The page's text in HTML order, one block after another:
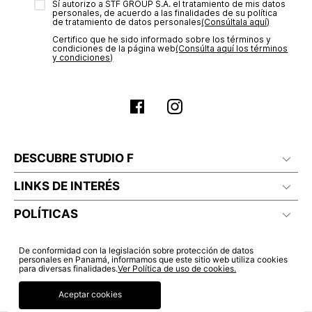
No planchar con vapor
estado de tu compra puedes ingresar al menú de “Mi cuenta -
Mis Pedidos” en nuestra página webwww.studiofpanama.pa
Sí autorizo a STF GROUP S.A. el tratamiento de mis datos
personales, de acuerdo a las finalidades de su política
de tratamiento de datos personales‎(Consúltala aquí)
Certifico que he sido informado sobre los términos y
condiciones de la página web‎(Consúlta aquí los términos
y condiciones)
DESCUBRE STUDIO F
LINKS DE INTERÉS
POLÍTICAS
De conformidad con la legislación sobre protección de datos
personales en Panamá, informamos que este sitio web utiliza cookies
para diversas finalidades.Ver Política de uso de cookies.
Aceptar cookies